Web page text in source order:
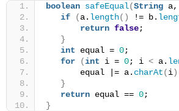
boolean safeEqual(String a,
if
(a. length() != b.
return false;
}
int equal = 0;
for
(int i = 0; i < a.
       equal |= a.
charAt(i)
}
return equal == 0;
}